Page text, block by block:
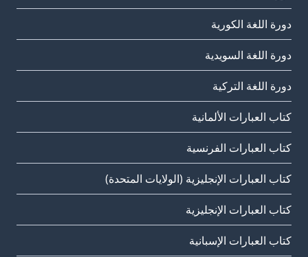
دورة اللغة الكورية
دورة اللغة السويدية
دورة اللغة التركية
كتاب العبارات الألمانية
كتاب العبارات الفرنسية
كتاب العبارات الإنجليزية (الولايات المتحدة)
كتاب العبارات الإنجليزية
كتاب العبارات الإسبانية